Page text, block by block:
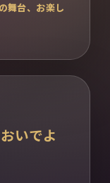
舞台、お楽し
いでよ